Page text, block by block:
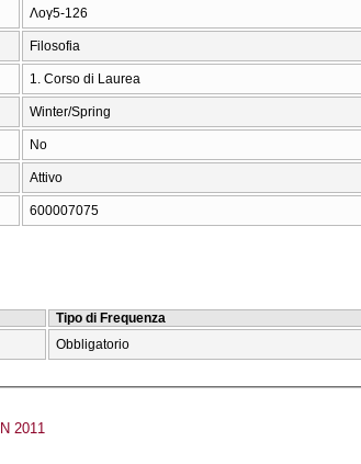
Λογ5-126
Filosofia
1. Corso di Laurea
Winter/Spring
No
Attivo
600007075
Tipo di Frequenza
Obbligatorio
2011